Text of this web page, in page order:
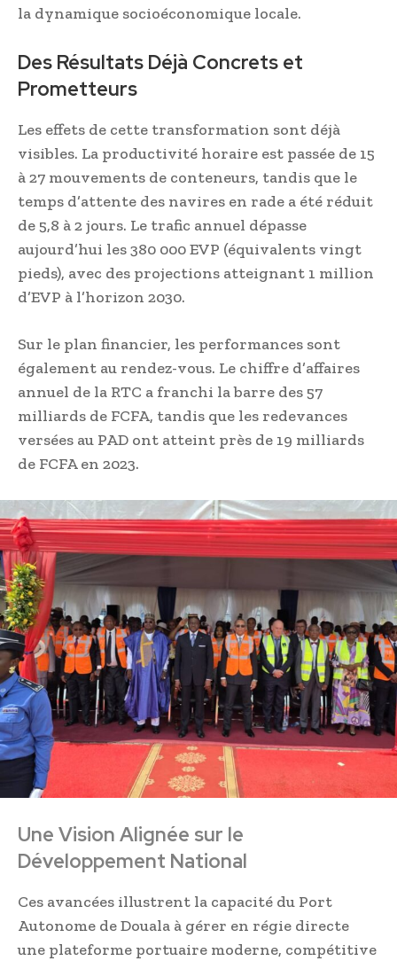
la dynamique socioéconomique locale.
Des Résultats Déjà Concrets et
Prometteurs
Les effets de cette transformation sont déjà
visibles. La productivité horaire est passée de 15
à 27 mouvements de conteneurs, tandis que le
temps d’attente des navires en rade a été réduit
de 5,8 à 2 jours. Le trafic annuel dépasse
aujourd’hui les 380 000 EVP (équivalents vingt
pieds), avec des projections atteignant 1 million
d’EVP à l’horizon 2030.
Sur le plan financier, les performances sont
également au rendez-vous. Le chiffre d’affaires
annuel de la RTC a franchi la barre des 57
milliards de FCFA, tandis que les redevances
versées au PAD ont atteint près de 19 milliards
de FCFA en 2023.
Une Vision Alignée sur le
Développement National
Ces avancées illustrent la capacité du Port
Autonome de Douala à gérer en régie directe
une plateforme portuaire moderne, compétitive